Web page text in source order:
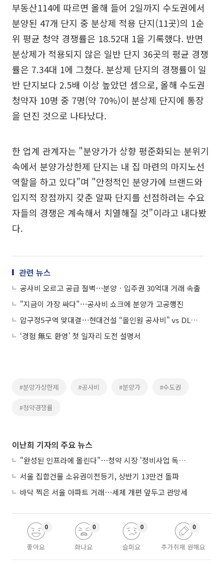
부동산114에 따르면 올해 들어 2일까지 수도권에서
분양된 47개 단지 중 분상제 적용 단지(11곳)의 1순
위 평균 청약 경쟁률은 18.52대 1을 기록했다. 반면
분상제가 적용되지 않은 일반 단지 36곳의 평균 경쟁
률은 7.34대 1에 그쳤다. 분상제 단지의 경쟁률이 일
반 단지보다 2.5배 이상 높았던 셈으로, 올해 수도권
청약자 10명 중 7명(약 70%)이 분상제 단지에 통장
을 던진 것으로 나타났다.
한 업계 관계자는 "분양가가 상향 평준화되는 분위기
속에서 분양가상한제 단지는 내 집 마련의 마지노선
역할을 하고 있다"며 "안정적인 분양가에 브랜드와
입지적 장점까지 갖춘 알짜 단지를 선점하려는 수요
자들의 경쟁은 계속해서 치열해질 것"이라고 내다봤
다.
관련 뉴스
공사비 오르고 공급 절벽⋯분양ㆍ입주권 30억대 거래 속출
"지금이 가장 싸다"⋯공사비 쇼크에 분양가 고공행진
압구정5구역 맞대결⋯현대건설 “올인원 공사비” vs DL이앤씨 “평당 1139만원”
‘경험 無도 환영’ 첫 일자리 도전 설명서
#분양가상한제 #공사비 #분양가 #수도권
#청약경쟁률
이난희 기자의 주요 뉴스
"완성된 인프라에 몰린다"⋯청약 시장 '정비사업 독주' 42배 격차
서울 집합건물 소유권이전등기, 상반기 13만건 돌파
바닥 찍은 서울 아파트 거래⋯세제 개편 앞두고 관망세
좋아요
0
화나요
0
슬퍼요
0
추가취재 원해요
0